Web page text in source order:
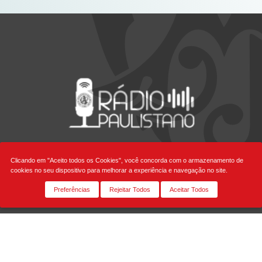
Siga-nos
Fale Conosco
Clicando em "Aceito todos os Cookies", você concorda com o armazenamento de
cookies no seu dispositivo para melhorar a experiência e navegação no site.
Preferências Rejeitar Todos Aceitar Todos